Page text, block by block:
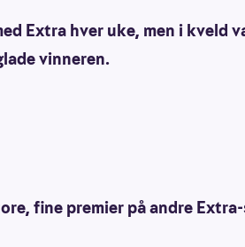
Extra hver uke, men i kveld
vinneren.
fine premier på andre